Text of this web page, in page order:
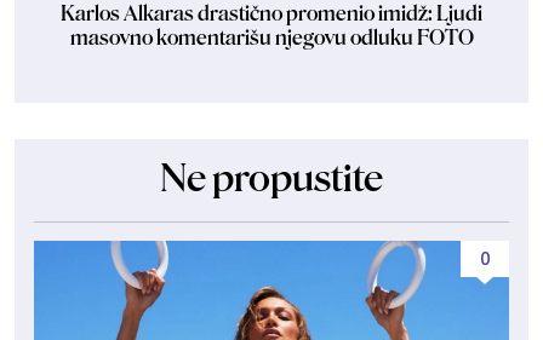
Karlos Alkaras drastično promenio imidž: Ljudi
masovno komentarišu njegovu odluku FOTO
Ne propustite
0